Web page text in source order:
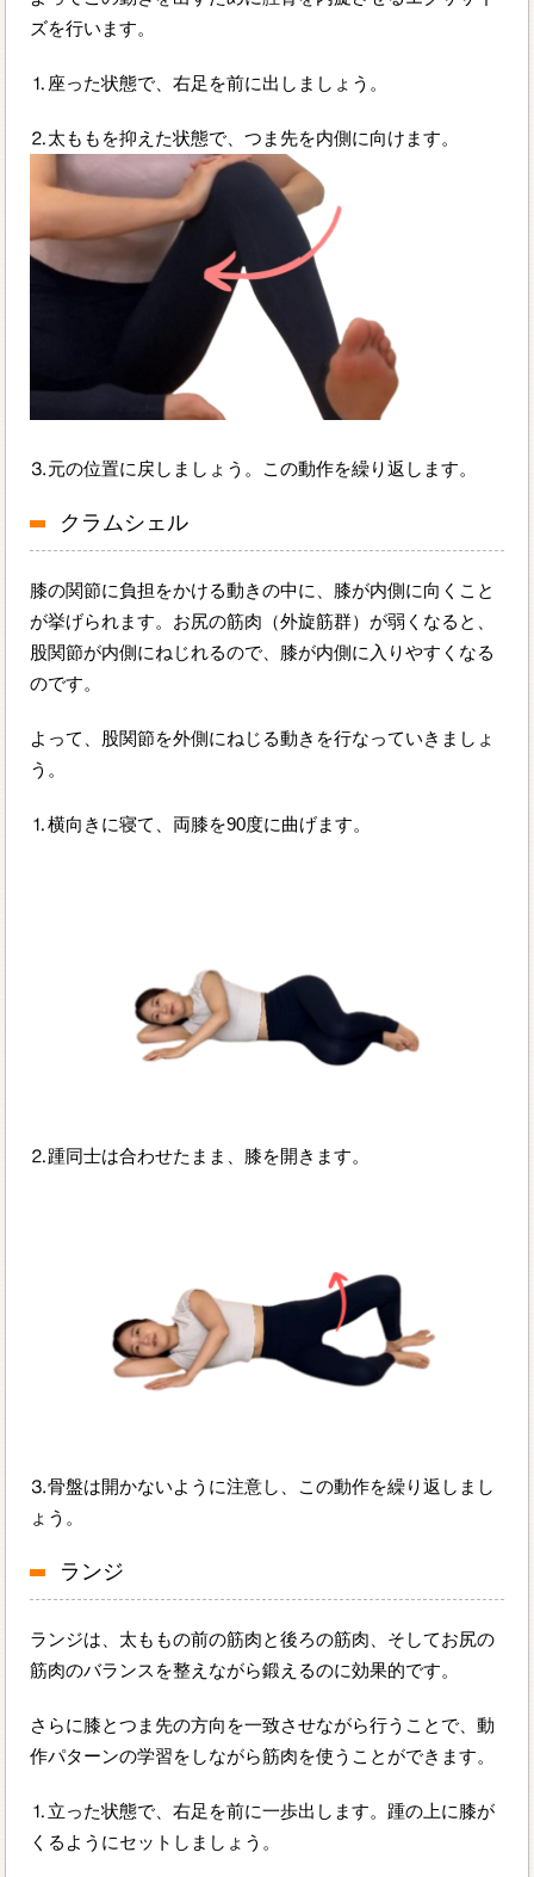
ズを行います。
⒈座った状態で、右足を前に出しましょう。
⒉太ももを抑えた状態で、つま先を内側に向けます。
⒊元の位置に戻しましょう。この動作を繰り返します。
クラムシェル
膝の関節に負担をかける動きの中に、膝が内側に向くこと
が挙げられます。お尻の筋肉（外旋筋群）が弱くなると、
股関節が内側にねじれるので、膝が内側に入りやすくなる
のです。
よって、股関節を外側にねじる動きを行なっていきましょ
う。
⒈横向きに寝て、両膝を90度に曲げます。
⒉踵同士は合わせたまま、膝を開きます。
⒊骨盤は開かないように注意し、この動作を繰り返しまし
ょう。
ランジ
ランジは、太ももの前の筋肉と後ろの筋肉、そしてお尻の
筋肉のバランスを整えながら鍛えるのに効果的です。
さらに膝とつま先の方向を一致させながら行うことで、動
作パターンの学習をしながら筋肉を使うことができます。
⒈立った状態で、右足を前に一歩出します。踵の上に膝が
くるようにセットしましょう。